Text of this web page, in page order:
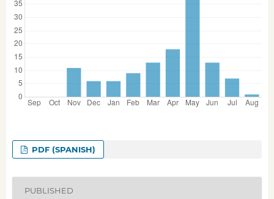
PDF (SPANISH)
PUBLISHED